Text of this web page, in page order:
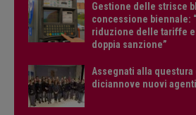
Gestione delle strisce
concessione biennale:
riduzione delle tariffe
doppia sanzione”
Assegnati alla questura
diciannove nuovi